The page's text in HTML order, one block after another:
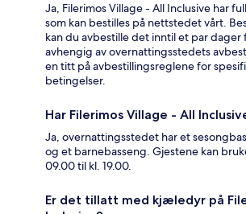
Ja, Filerimos Village - All Inclusive har
som kan bestilles på nettstedet vårt.
kan du avbestille det inntil et par dager
avhengig av overnattingsstedets
en titt på avbestillingsreglene for
betingelser.
Har Filerimos Village - All
Ja, overnattingsstedet har et
og et barnebasseng. Gjestene kan
09.00 til kl. 19.00.
Er det tillatt med kjæledyr på